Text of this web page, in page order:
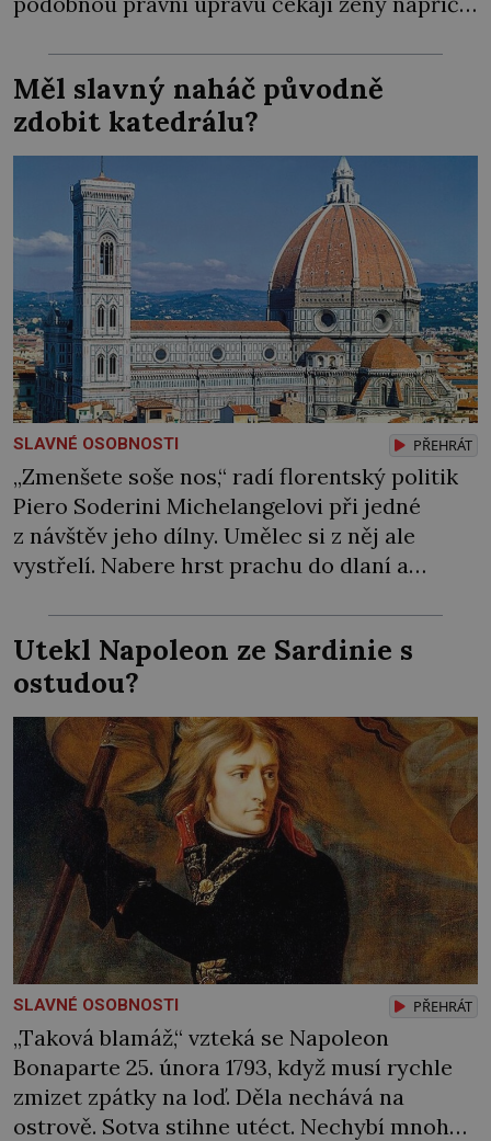
bojují… Politikaření bylo po dlouhá staletí
výsadou mužů. Samozřejmě, že se v průběhu
dějin čas od času objevila nějaká velká
panovnice, ale daly […]
Měl slavný naháč původně
zdobit katedrálu?
SLAVNÉ OSOBNOSTI PŘEHRÁT
„Zmenšete soše nos,“ radí florentský politik
Piero Soderini Michelangelovi při jedné
z návštěv jeho dílny. Umělec si z něj ale
vystřelí. Nabere hrst prachu do dlaní a
kus nosu odsekl. Přitom se svého díla ve
skutečnosti ani nedotkne. Mluvit do práce si
nenechá – od nikoho! Hrdí Florenťané touží
[…]
Utekl Napoleon ze Sardinie s
ostudou?
SLAVNÉ OSOBNOSTI PŘEHRÁT
„Taková blamáž,“ vzteká se Napoleon
Bonaparte 25. února 1793, když musí rychle
zmizet zpátky na loď. Děla nechává na
ostrově. Sotva stihne utéct. Nechybí mnoho